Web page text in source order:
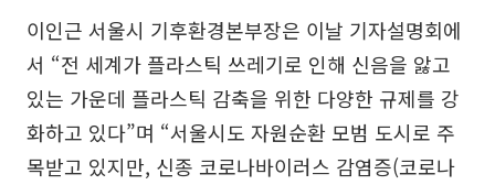
이인근 서울시 기후환경본부장은 이날 기자설명회에
서 “전 세계가 플라스틱 쓰레기로 인해 신음을 앓고
있는 가운데 플라스틱 감축을 위한 다양한 규제를 강
화하고 있다”며 “서울시도 자원순환 모범 도시로 주
목받고 있지만, 신종 코로나바이러스 감염증(코로나